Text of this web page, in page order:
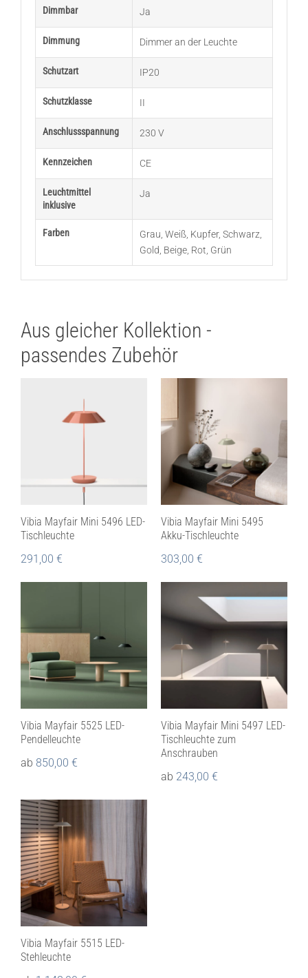
Dimmbar Ja
Dimmung Dimmer an der Leuchte
Schutzart IP20
Schutzklasse II
Anschlussspannung 230 V
Kennzeichen CE
Leuchtmittel
inklusive
Ja
Farben Grau Weiß, Kupfer, Schwarz
Gold Beige, Rot Grün
Aus gleicher Kollektion -
passendes Zubehör
Vibia Mayfair Mini 5496 LED-
Tischleuchte
291,00 €
Vibia Mayfair Mini 5495
Akku-Tischleuchte
303,00 €
Vibia Mayfair 5525 LED-
Pendelleuchte
ab 850,00 €
Vibia Mayfair Mini 5497 LED-
Tischleuchte zum
Anschrauben
ab 243,00 €
Vibia Mayfair 5515 LED-
Stehleuchte